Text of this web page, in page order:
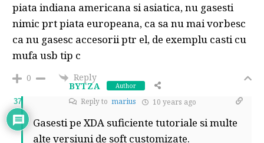
piata indiana americana si asiatica, nu gasesti
nimic prt piata europeana, ca sa nu mai vorbesc
ca nu gasesc accesorii ptr el, de exemplu casti cu
mufa usb tip c
0 Reply
BYTZA Author
Reply to marius 10 years ago
Gasesti pe XDA suficiente tutoriale si multe
alte versiuni de soft customizate.
37